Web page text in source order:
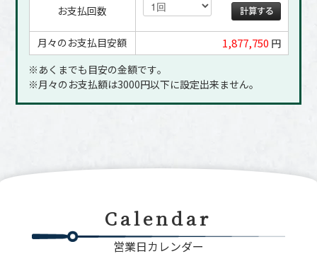
お支払回数
月々のお支払目安額 1,877,750 円
※あくまでも目安の金額です｡
※月々のお支払額は3000円以下に設定出来ません｡
Calendar
営業日カレンダー